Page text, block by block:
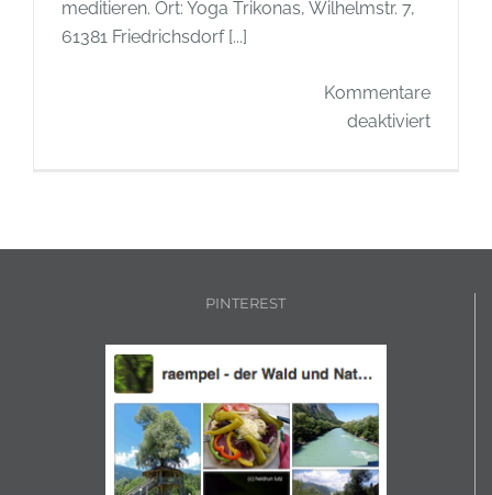
meditieren. Ort: Yoga Trikonas, Wilhelmstr. 7,
61381 Friedrichsdorf [...]
Kommentare
deaktiviertfür
PINTEREST